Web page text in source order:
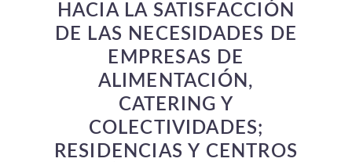
HACIA LA SATISFACCIÓN
DE LAS NECESIDADES DE
EMPRESAS DE
ALIMENTACIÓN,
CATERING Y
COLECTIVIDADES;
RESIDENCIAS Y CENTROS